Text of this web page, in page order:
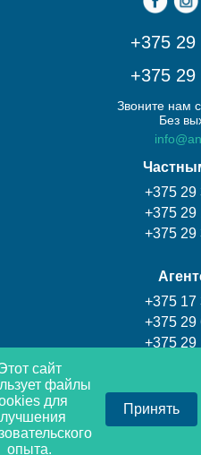
+375 29
+375 29
Звоните нам
Без
+375 29
+375 29
+375 29
+375 17
+375 29
+375 29
+375 17
+375 29
сайт
файлы
для
опыта.
Принять